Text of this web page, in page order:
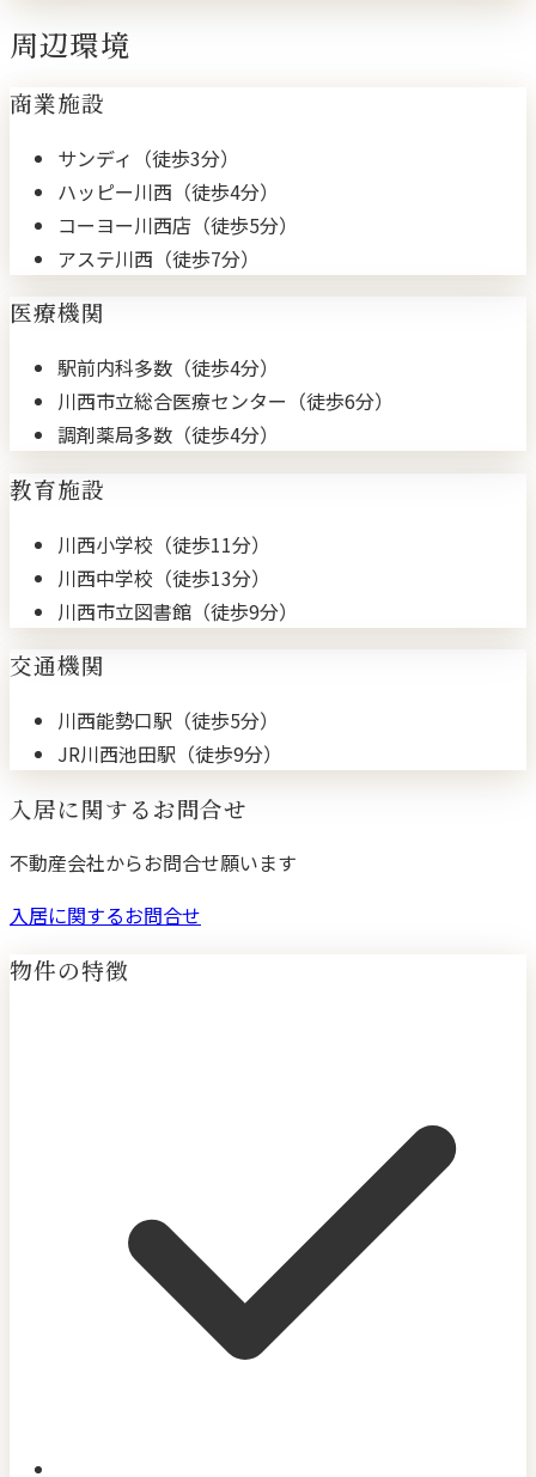
周辺環境
商業施設
サンディ（徒歩3分）
ハッピー川西（徒歩4分）
コーヨー川西店（徒歩5分）
アステ川西（徒歩7分）
医療機関
駅前内科多数（徒歩4分）
川西市立総合医療センター（徒歩6分）
調剤薬局多数（徒歩4分）
教育施設
川西小学校（徒歩11分）
川西中学校（徒歩13分）
川西市立図書館（徒歩9分）
交通機関
川西能勢口駅（徒歩5分）
JR川西池田駅（徒歩9分）
入居に関するお問合せ
不動産会社からお問合せ願います
入居に関するお問合せ
物件の特徴